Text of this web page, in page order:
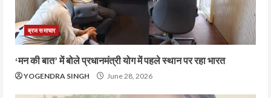
ब्रज समाचार
‘मन की बात’ में बोले प्रधानमंत्री योग में पहले स्थान पर रहा भारत
YOGENDRA SINGH June 28, 2026